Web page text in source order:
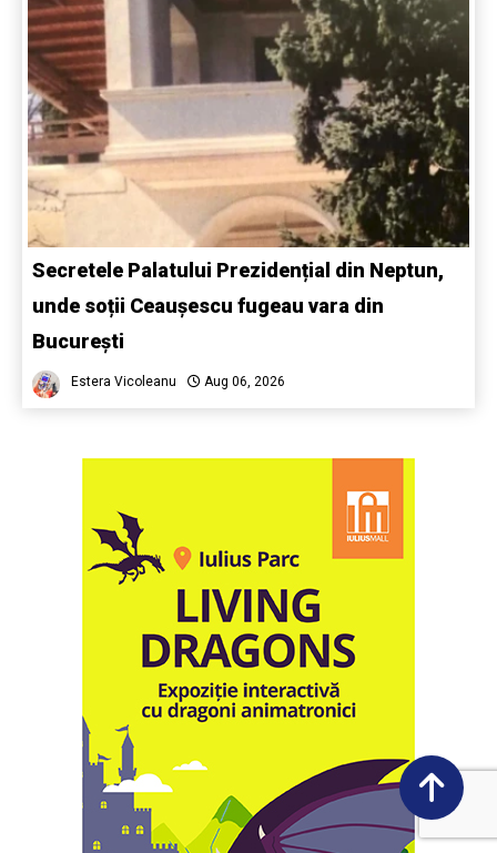
Secretele Palatului Prezidențial din Neptun,
unde soții Ceaușescu fugeau vara din
București
Estera Vicoleanu Aug 06, 2026